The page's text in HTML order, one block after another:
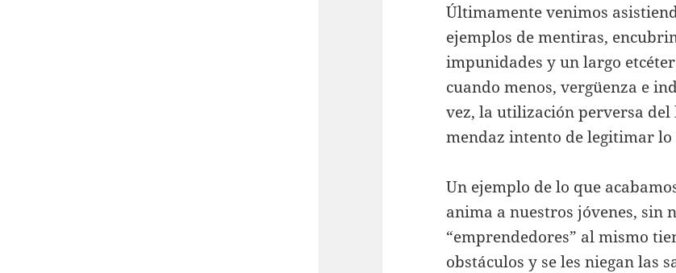
Últimamente venimos
ejemplos de mentiras,
impunidades y un largo
cuando menos, vergüenza e
vez, la utilización perversa
mendaz intento de legitimar
Un ejemplo de lo que
anima a nuestros jóvenes, sin
“emprendedores” al mismo
obstáculos y se les niegan las